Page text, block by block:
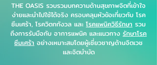
THE OASIS รวบรวมบทความด้านสุขภาพจิตที่เข้าใจ
ง่ายและนำไปใช้ได้จริง ครอบคลุมหัวข้อเกี่ยวกับ โรค
ซึมเศร้า, โรควิตกกังวล และ โรคแพนิควิธีรักษา รวม
ถึงการรับมือกับ อาการแพนิค และแนวทาง รักษาโรค
ซึมเศร้า อย่างเหมาะสมโดยผู้เชี่ยวชาญด้านจิตเวช
และจิตบำบัด